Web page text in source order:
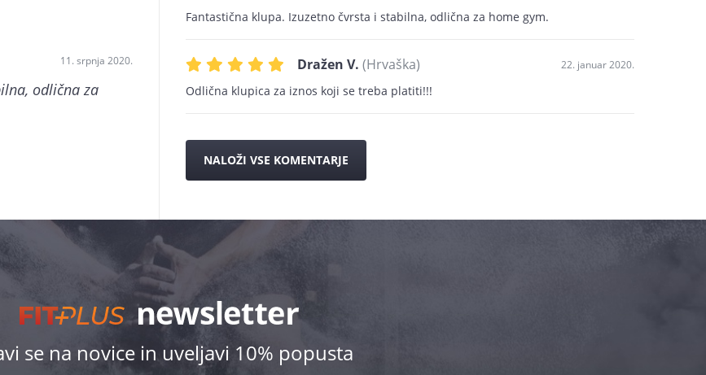
11. srpnja 2020.
odlična za
Fantastična klupa. Izuzetno čvrsta i stabilna, odlična za home gym.
Dražen V. (Hrvaška) 22. januar 2020.
Odlična klupica za iznos koji se treba platiti!!!
NALOŽI VSE KOMENTARJE
se na novice in uveljavi 10% popusta